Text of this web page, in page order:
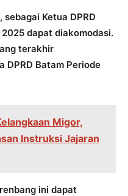
Ketua DPRD
dapat diakomodasi.
terakhir
DPRD Batam Periode
Migor,
Instruksi Jajaran
ini dapat